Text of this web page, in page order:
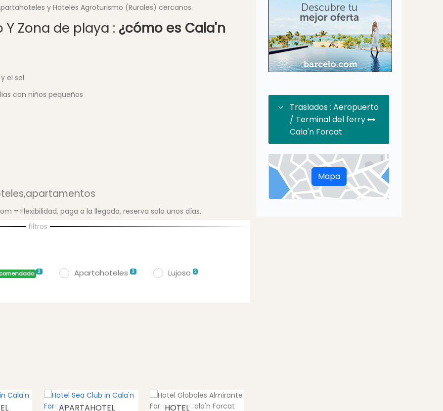
y Hoteles Agroturismo (Rurales) cercanos.
Zona de playa : ¿cómo es Cala'n
el sol
con niños pequeños
= Flexibilidad, paga a la llegada, reserva solo unos días.
filtros
3 Apartahoteles 3 Lujoso 2
APARTAHOTEL HOTEL
Traslados : Aeropuerto
/ Terminal del ferry
Cala'n Forcat
Mapa